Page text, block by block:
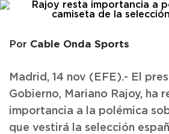
Por Cable Onda Sports
Madrid, 14 nov (EFE).- El
Gobierno, Mariano Rajoy, ha
importancia a la polémica
que vestirá la selección